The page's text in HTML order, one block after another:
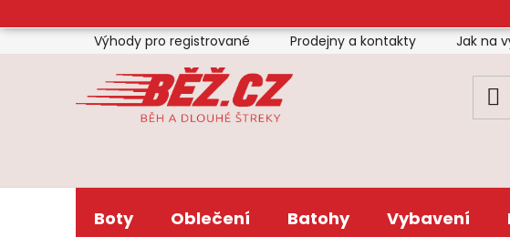
na
obsah
Výhody pro registrované Prodejny a kontakty Jak na
Boty Oblečení Batohy Vybavení